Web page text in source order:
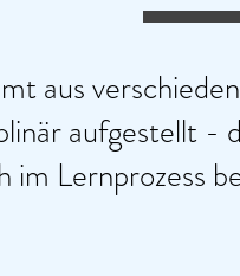
aus
aufgestellt -
im Lernprozess